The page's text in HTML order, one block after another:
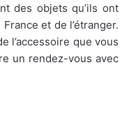
des objets qu’ils ont
et de l’étranger.
l’accessoire que vous
un rendez-vous avec